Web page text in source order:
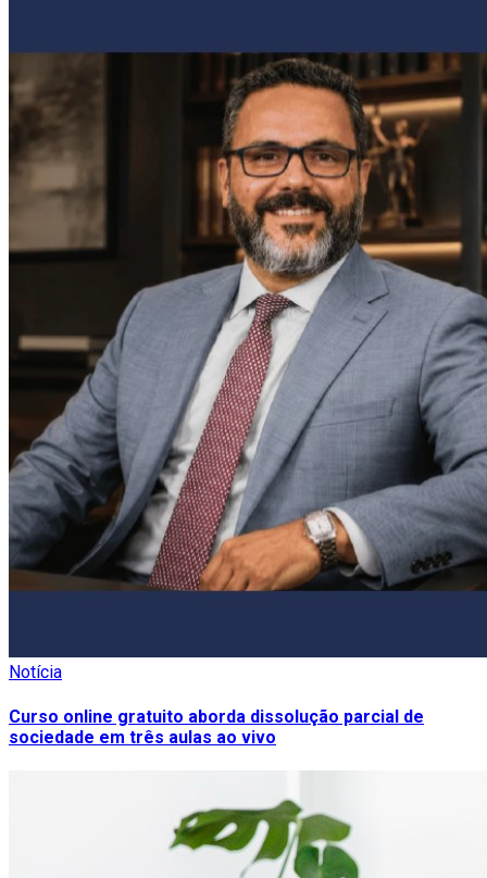
Notícia
Curso online gratuito aborda dissolução parcial de
sociedade em três aulas ao vivo